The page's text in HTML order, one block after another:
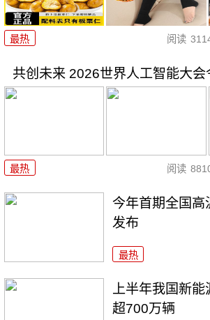
最热 阅读
共创未来 2026世界人工智能大会
最热 阅读
今年首期全国高
发布
最热
上半年我国新能
超700万辆